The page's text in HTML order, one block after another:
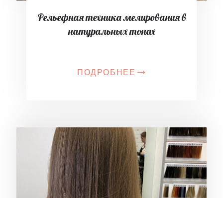
Рельефная техника мелирования в
натуральных тонах
ПОДРОБНЕЕ